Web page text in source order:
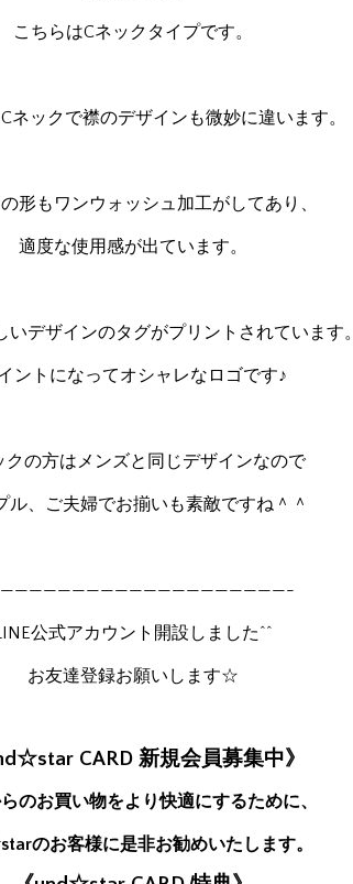
こちらはCネックタイプです。
ネックで襟のデザインも微妙に違います。
形もワンウォッシュ加工がしてあり、
適度な使用感が出ています。
いデザインのタグがプリントされています。
ントになってオシャレなロゴです♪
クの方はメンズと同じデザインなので
ル、ご夫婦でお揃いも素敵ですね＾＾
公式アカウント開設しました^^
お友達登録お願いします☆
CARD 新規会員募集中》
のお買い物をより快適にするために、
のお客様に是非お勧めいたします。